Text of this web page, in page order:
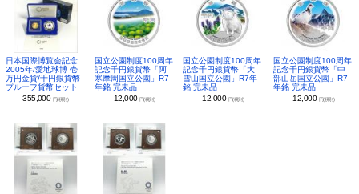
日本国際博覧会記念
2005年/愛地球博 壱
万円金貨/千円銀貨幣
プルーフ貨幣セット
355,000 円(税別)
国立公園制度100周年
記念千円銀貨幣「阿
寒摩周国立公園」R7
年銘 完未品
12,000 円(税別)
国立公園制度100周年
記念千円銀貨幣「大
雪山国立公園」R7年
銘 完未品
12,000 円(税別)
国立公園制度100周年
記念千円銀貨幣「中
部山岳国立公園」R7
年銘 完未品
12,000 円(税別)